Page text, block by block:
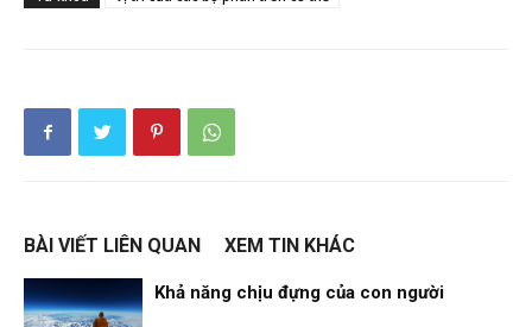
BÀI VIẾT LIÊN QUAN XEM TIN KHÁC
Khả năng chịu đựng của con người